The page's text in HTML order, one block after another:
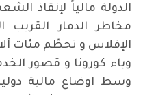
الدولة مالياً لإنقاذ
مخاطر الدمار القريب
الإفلاس و تحطّم مئات
وباء كورونا و قصور
وسط اوضاع مالية